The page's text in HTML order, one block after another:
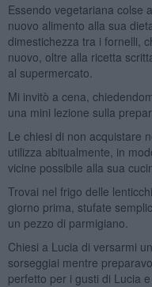
Essendo vegetariana colse
nuovo alimento alla sua
dimestichezza tra i fornelli,
nuovo, oltre alla ricetta
al supermercato.
Mi invitò a cena,
una mini lezione sulla
Le chiesi di non acquistare
utilizza abitualmente, in
vicine possibile alla sua
Trovai nel frigo delle
giorno prima, stufate
un pezzo di parmigiano.
Chiesi a Lucia di versarmi
sorseggiai mentre
perfetto per i gusti di Lucia e